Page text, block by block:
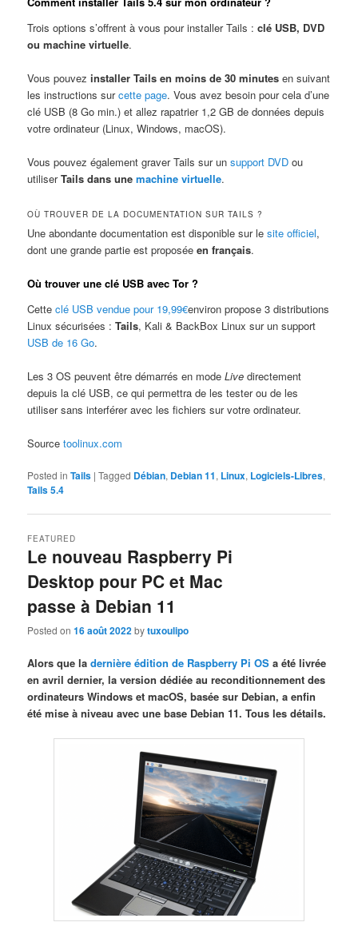
Trois options s’offrent à vous pour installer Tails :clé USB, DVD
ou machine virtuelle.
Vous pouvezinstaller Tails en moins de 30 minutes en suivant
les instructions surcette page. Vous avez besoin pour cela d’une
clé USB (8 Go min.) et allez rapatrier 1,2 GB de données depuis
votre ordinateur (Linux, Windows, macOS).
Vous pouvez également graver Tails sur unsupport DVD ou
utiliserTails dans unemachine virtuelle.
OÙ TROUVER DE LA DOCUMENTATION SUR TAILS ?
Une abondante documentation est disponible sur lesite officiel,
dont une grande partie est proposéeen français.
Où trouver une clé USB avec Tor ?
Cetteclé USB vendue pour 19,99€environ propose 3 distributions
Linux sécurisées :Tails, Kali & BackBox Linux sur un support
USB de 16 Go.
Les 3 OS peuvent être démarrés en modeLive directement
depuis la clé USB, ce qui permettra de les tester ou de les
utiliser sans interférer avec les fichiers sur votre ordinateur.
Sourcetoolinux.com
Posted in Tails |Tagged Débian, Debian 11, Linux, Logiciels-Libres,
Tails 5.4
Le nouveau Raspberry Pi
Desktop pour PC et Mac
passe à Debian 11
FEATURED
Posted on16 août 2022bytuxoulipo
Alors que ladernière édition de Raspberry Pi OS a été livrée
en avril dernier, la version dédiée au reconditionnement des
ordinateurs Windows et macOS, basée sur Debian, a enfin
été mise à niveau avec une base Debian 11. Tous les détails.